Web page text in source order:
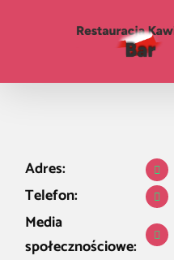
Adres:
Telefon:
Media
społecznościowe: